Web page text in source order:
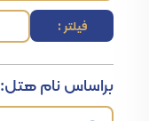
فیلتر :
براساس نام هتل: